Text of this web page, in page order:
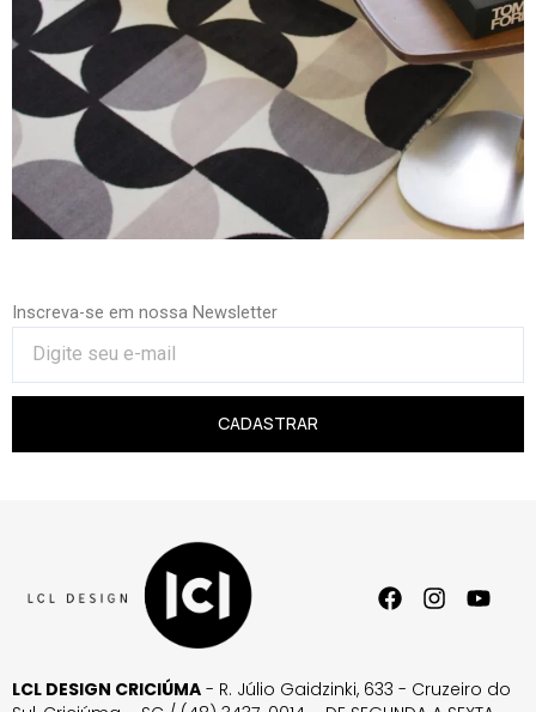
Inscreva-se em nossa Newsletter
CADASTRAR
LCL DESIGN CRICIÚMA - R. Júlio Gaidzinki, 633 - Cruzeiro do